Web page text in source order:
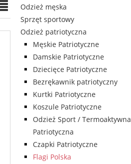
Odzież męska
Sprzęt sportowy
Odzież patriotyczna
Męskie Patriotyczne
Damskie Patriotyczne
Dziecięce Patriotyczne
Bezrękawnik patriotyczny
Kurtki Patriotyczne
Koszule Patriotyczne
Odzież Sport / Termoaktywna
Patriotyczna
Czapki Patriotyczne
Flagi Polska